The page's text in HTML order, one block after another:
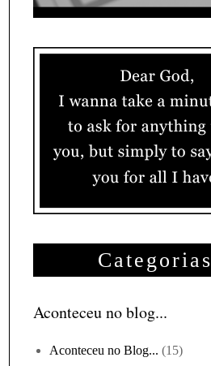
Categorias
Aconteceu no blog...
Aconteceu no Blog... (15)